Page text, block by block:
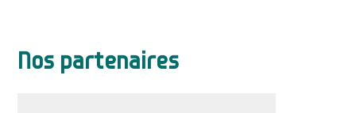
Nos partenaires